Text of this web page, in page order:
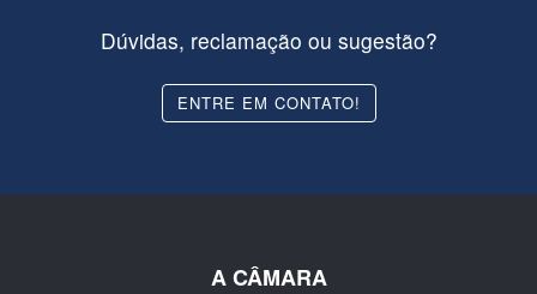
Dúvidas, reclamação ou sugestão?
ENTRE EM CONTATO!
A CÂMARA